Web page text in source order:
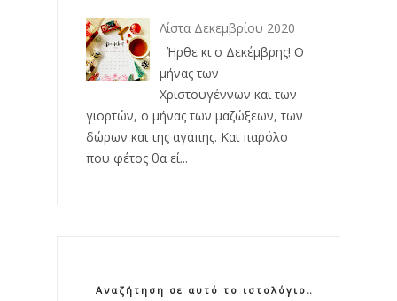
Λίστα Δεκεμβρίου 2020
Ήρθε κι ο Δεκέμβρης! Ο
μήνας των
Χριστουγέννων και των
γιορτών, ο μήνας των μαζώξεων, των
δώρων και της αγάπης. Και παρόλο
που φέτος θα εί...
Αναζήτηση σε αυτό το ιστολόγιο